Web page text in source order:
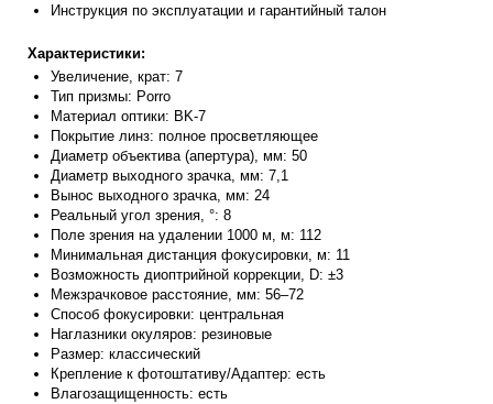
Инструкция по эксплуатации и гарантийный талон
Характеристики:
Увеличение, крат: 7
Тип призмы: Porro
Материал оптики: BK-7
Покрытие линз: полное просветляющее
Диаметр объектива (апертура), мм: 50
Диаметр выходного зрачка, мм: 7,1
Вынос выходного зрачка, мм: 24
Реальный угол зрения, °: 8
Поле зрения на удалении 1000 м, м: 112
Минимальная дистанция фокусировки, м: 11
Возможность диоптрийной коррекции, D: ±3
Межзрачковое расстояние, мм: 56–72
Способ фокусировки: центральная
Наглазники окуляров: резиновые
Размер: классический
Крепление к фотоштативу/Адаптер: есть
Влагозащищенность: есть